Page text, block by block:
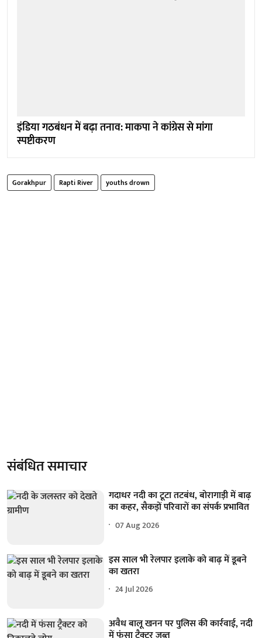
इंडिया गठबंधन में बढ़ा तनाव: माकपा ने कांग्रेस से मांगा
स्पष्टीकरण
Gorakhpur Rapti River youths drown
संबंधित समाचार
गदाधर नदी का टूटा तटबंध, बोरागाड़ी में बाढ़
का कहर, सैकड़ों परिवारों का संपर्क प्रभावित
07 Aug 2026
इस साल भी रेलपार इलाके को बाढ़ में डूबने
का खतरा
24 Jul 2026
अवैध बालू खनन पर पुलिस की कार्रवाई, नदी